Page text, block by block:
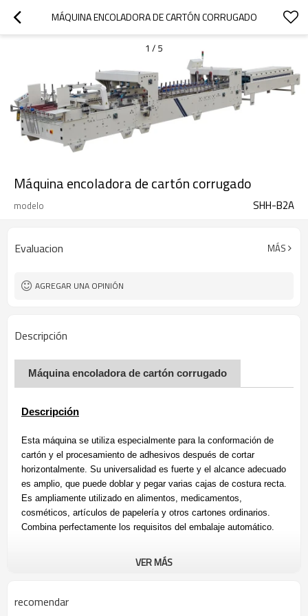
MÁQUINA ENCOLADORA DE CARTÓN CORRUGADO
1 / 5
Máquina encoladora de cartón corrugado
modelo SHH-B2A
Evaluacion MÁS
AGREGAR UNA OPINIÓN
Descripción
Máquina encoladora de cartón corrugado
Descripción
Esta máquina se utiliza especialmente para la conformación de
cartón y el procesamiento de adhesivos después de cortar
horizontalmente. Su universalidad es fuerte y el alcance adecuado
es amplio, que puede doblar y pegar varias cajas de costura recta.
Es ampliamente utilizado en alimentos, medicamentos,
cosméticos, artículos de papelería y otros cartones ordinarios.
Combina perfectamente los requisitos del embalaje automático.
Correas de alimentación ajustables para garantizar un ajuste
VER MÁS
recomendar